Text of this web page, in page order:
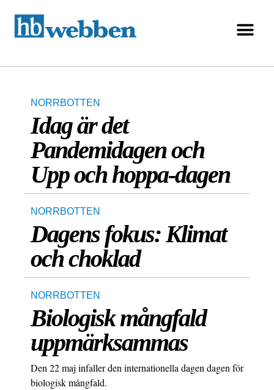
NORRBOTTEN
Idag är det
Pandemidagen och
Upp och hoppa-dagen
NORRBOTTEN
Dagens fokus: Klimat
och choklad
NORRBOTTEN
Biologisk mångfald
uppmärksammas
Den 22 maj infaller den internationella dagen dagen för
biologisk mångfald.